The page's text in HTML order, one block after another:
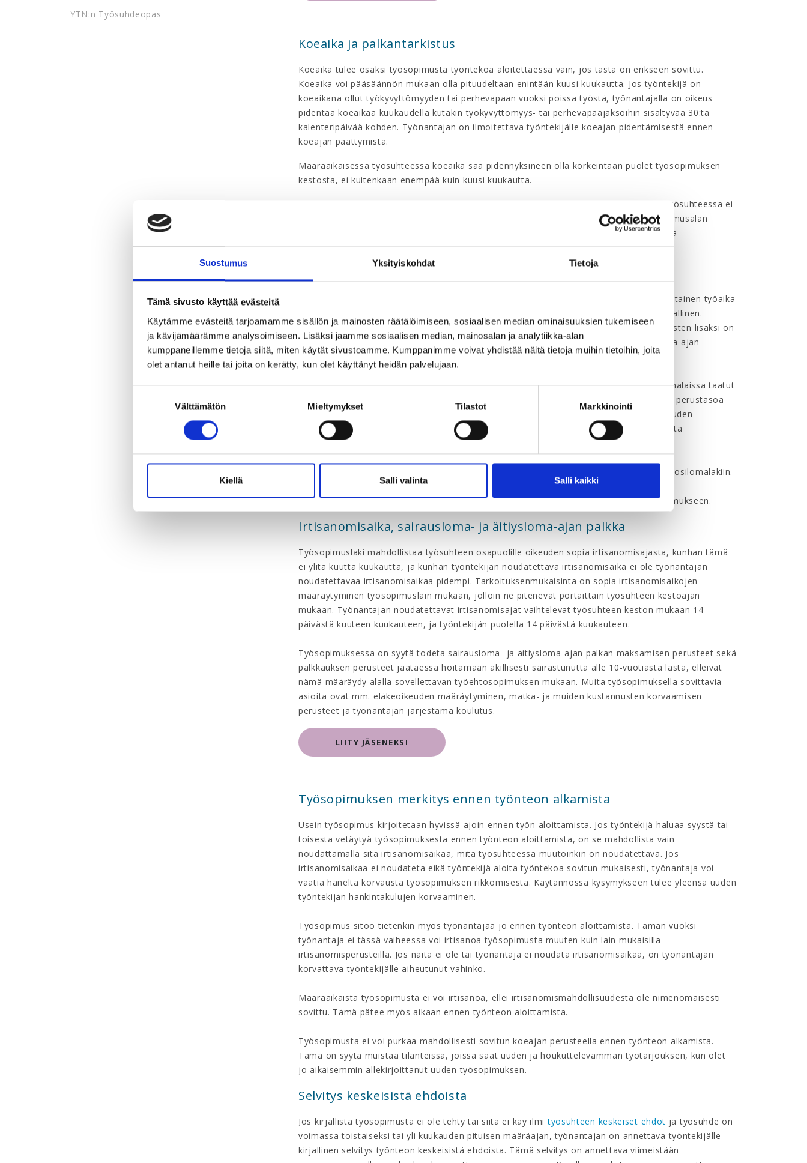
Suostumus Yksityiskohdat Tietoja
Tämä sivusto käyttää evästeitä
Käytämme evästeitä tarjoamamme sisällön ja mainosten räätälöimiseen, sosiaalisen median ominaisuuksien tukemiseen
ja kävijämäärämme analysoimiseen. Lisäksi jaamme sosiaalisen median, mainosalan ja analytiikka-alan
kumppaneillemme tietoja siitä, miten käytät sivustoamme. Kumppanimme voivat yhdistää näitä tietoja muihin tietoihin, joita
olet antanut heille tai joita on kerätty, kun olet käyttänyt heidän palvelujaan.
Välttämätön Mieltymykset Tilastot Markkinointi
Kiellä Salli valinta Salli kaikki
YTN:n Työsuhdeopas
Koeaika ja palkantarkistus
Koeaika tulee osaksi työsopimusta työntekoa aloitettaessa vain, jos tästä on erikseen sovittu.
Koeaika voi pääsäännön mukaan olla pituudeltaan enintään kuusi kuukautta. Jos työntekijä on
koeaikana ollut työkyvyttömyyden tai perhevapaan vuoksi poissa työstä, työnantajalla on oikeus
pidentää koeaikaa kuukaudella kutakin työkyvyttömyys- tai perhevapaajaksoihin sisältyvää 30:tä
kalenteripäivää kohden. Työnantajan on ilmoitettava työntekijälle koeajan pidentämisestä ennen
koeajan päättymistä.
Määräaikaisessa työsuhteessa koeaika saa pidennyksineen olla korkeintaan puolet työsopimuksen
kestosta, ei kuitenkaan enempää kuin kuusi kuukautta.
Työsopimuksessa on syytä sopia palkantarkistuksista työsuhteen kestoaikana. Mikäli työsuhteessa ei
sovelleta työehtopimusta, on palkkauksen sitominen yleiskorotusten osalta jonkin sopimusalan
ansiokehitykseen tai johonkin työehtosopimukseen suositeltavaa. Lisäksi on syytä sopia
tasotarkistusten toteuttamistavasta.
Työaika, vuosiloma ja lomaraha
Ylempien toimihenkilöiden päivittäinen työaika on tavanomaisimmin 7,5 tuntia, ja viikoittainen työaika
37,5 tuntia. Kilpailukykysopimusten vuoksi myös 38 tunnin viikkotyöaika on nykyään tavallinen.
Päivittäistä (kellonajat) ja viikoittaista työaikaa (viikkotyötuntimäärä) koskevien määräysten lisäksi on
sopimukseen syytä ottaa määräykset lisä-, yli- ja sunnuntaityön korvaamisesta ja matka-ajan
korvaamisesta.
Vuosiloman osalta on työsopimussuhteiselle työntekijälle annettava vähintään vuosilomalaissa taatut
lomaetuudet, mukaan luettuna vuosiloma-ajan palkka. Mikäli on kysymys vuosilomalain perustasoa
paremmista lomaetuuksista, on asiasta sovittava erikseen. Erityisen tärkeää tämä on uuden
työsuhteen alussa. Tällöin sopiminen vuosilomalain mukaisesta täydestä lomakertymästä
lomarahoineen jo heti työsuhteen alusta lukien on suositeltavaa.
Lomarahan/lomaltapaluurahan maksaminen perustuu työehtosopimuskäytäntöön, ei vuosilomalakiin.
Tämän vuoksi lomarahan/ lomaltapaluurahan määrästä ja maksamisesta on sovittava
työsopimuksessa erikseen, ellei tässä voida tukeutua alalla sovellettavaan työehtosopimukseen.
Irtisanomisaika, sairausloma- ja äitiysloma-ajan palkka
Työsopimuslaki mahdollistaa työsuhteen osapuolille oikeuden sopia irtisanomisajasta, kunhan tämä
ei ylitä kuutta kuukautta, ja kunhan työntekijän noudatettava irtisanomisaika ei ole työnantajan
noudatettavaa irtisanomisaikaa pidempi. Tarkoituksenmukaisinta on sopia irtisanomisaikojen
määräytyminen työsopimuslain mukaan, jolloin ne pitenevät portaittain työsuhteen kestoajan
mukaan. Työnantajan noudatettavat irtisanomisajat vaihtelevat työsuhteen keston mukaan 14
päivästä kuuteen kuukauteen, ja työntekijän puolella 14 päivästä kuukauteen.
Työsopimuksessa on syytä todeta sairausloma- ja äitiysloma-ajan palkan maksamisen perusteet sekä
palkkauksen perusteet jäätäessä hoitamaan äkillisesti sairastunutta alle 10-vuotiasta lasta, elleivät
nämä määräydy alalla sovellettavan työehtosopimuksen mukaan. Muita työsopimuksella sovittavia
asioita ovat mm. eläkeoikeuden määräytyminen, matka- ja muiden kustannusten korvaamisen
perusteet ja työnantajan järjestämä koulutus.
LIITY JÄSENEKSI
Työsopimuksen merkitys ennen työnteon alkamista
Usein työsopimus kirjoitetaan hyvissä ajoin ennen työn aloittamista. Jos työntekijä haluaa syystä tai
toisesta vetäytyä työsopimuksesta ennen työnteon aloittamista, on se mahdollista vain
noudattamalla sitä irtisanomisaikaa, mitä työsuhteessa muutoinkin on noudatettava. Jos
irtisanomisaikaa ei noudateta eikä työntekijä aloita työntekoa sovitun mukaisesti, työnantaja voi
vaatia häneltä korvausta työsopimuksen rikkomisesta. Käytännössä kysymykseen tulee yleensä uuden
työntekijän hankintakulujen korvaaminen.
Työsopimus sitoo tietenkin myös työnantajaa jo ennen työnteon aloittamista. Tämän vuoksi
työnantaja ei tässä vaiheessa voi irtisanoa työsopimusta muuten kuin lain mukaisilla
irtisanomisperusteilla. Jos näitä ei ole tai työnantaja ei noudata irtisanomisaikaa, on työnantajan
korvattava työntekijälle aiheutunut vahinko.
Määräaikaista työsopimusta ei voi irtisanoa, ellei irtisanomismahdollisuudesta ole nimenomaisesti
sovittu. Tämä pätee myös aikaan ennen työnteon aloittamista.
Työsopimusta ei voi purkaa mahdollisesti sovitun koeajan perusteella ennen työnteon alkamista.
Tämä on syytä muistaa tilanteissa, joissa saat uuden ja houkuttelevamman työtarjouksen, kun olet
jo aikaisemmin allekirjoittanut uuden työsopimuksen.
Selvitys keskeisistä ehdoista
Jos kirjallista työsopimusta ei ole tehty tai siitä ei käy ilmityösuhteen keskeiset ehdot ja työsuhde on
voimassa toistaiseksi tai yli kuukauden pituisen määräajan, työnantajan on annettava työntekijälle
kirjallinen selvitys työnteon keskeisistä ehdoista. Tämä selvitys on annettava viimeistään